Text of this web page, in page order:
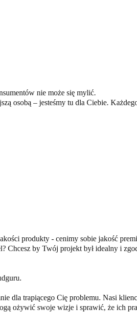
nie może się mylić.
osobą – jesteśmy tu dla Ciebie.
produkty - cenimy sobie jakość
Chcesz by Twój projekt był idealny i
dla trapiącego Cię problemu. Nasi
ożywić swoje wizje i sprawić, że ich